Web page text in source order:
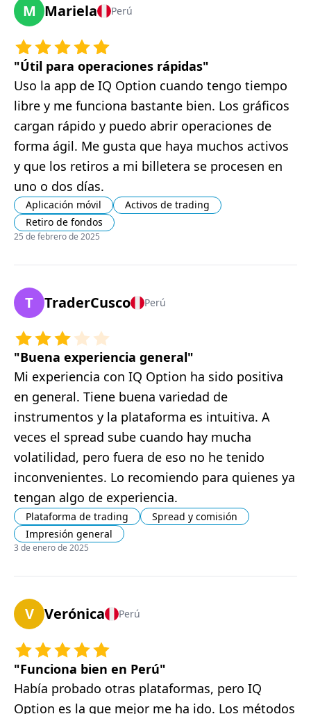
M Mariela Perú
" Útil para operaciones rápidas"
Uso la app de IQ Option cuando tengo tiempo
libre y me funciona bastante bien. Los gráficos
cargan rápido y puedo abrir operaciones de
forma ágil. Me gusta que haya muchos activos
y que los retiros a mi billetera se procesen en
uno o dos días.
Aplicación móvil
Activos de trading
Retiro de fondos
25 de febrero de 2025
T TraderCusco Perú
" Buena experiencia general"
Mi experiencia con IQ Option ha sido positiva
en general. Tiene buena variedad de
instrumentos y la plataforma es intuitiva. A
veces el spread sube cuando hay mucha
volatilidad, pero fuera de eso no he tenido
inconvenientes. Lo recomiendo para quienes ya
tengan algo de experiencia.
Plataforma de trading
Spread y comisión
Impresión general
3 de enero de 2025
V Verónica Perú
" Funciona bien en Perú"
Había probado otras plataformas, pero IQ
Option es la que mejor me ha ido. Los métodos